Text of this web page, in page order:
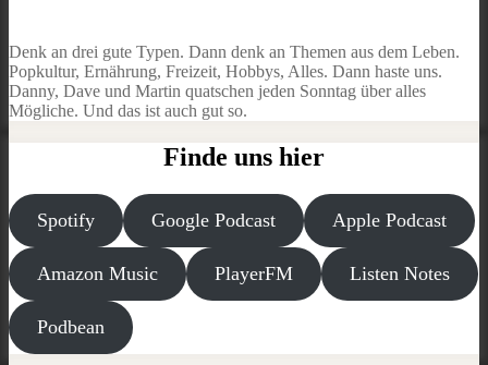
Denk an drei gute Typen. Dann denk an Themen aus dem Leben.
Popkultur, Ernährung, Freizeit, Hobbys, Alles. Dann haste uns.
Danny, Dave und Martin quatschen jeden Sonntag über alles
Mögliche. Und das ist auch gut so.
Finde uns hier
Spotify Google Podcast Apple Podcast
Amazon Music PlayerFM Listen Notes
Podbean